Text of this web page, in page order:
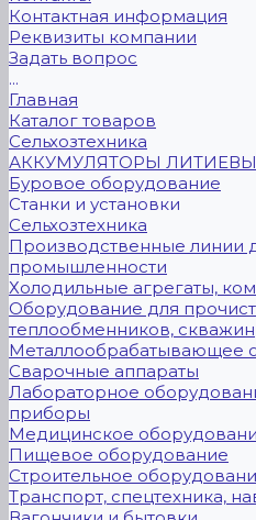
Контактная информация
Реквизиты компании
Задать вопрос
...
Главная
Каталог товаров
Сельхозтехника
АККУМУЛЯТОРЫ
Буровое оборудование
Станки и установки
Сельхозтехника
Производственные линии
промышленности
Холодильные агрегаты,
Оборудование для
теплообменников, скважин
Металлообрабатывающее
Сварочные аппараты
Лабораторное
приборы
Медицинское
Пищевое оборудование
Строительное
Транспорт, спецтехника,